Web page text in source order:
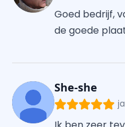
Goed bedrijf,
de goede
She-she